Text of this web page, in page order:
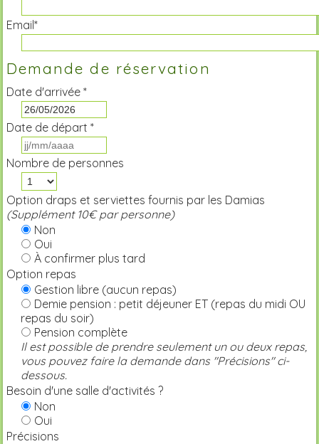
Email*
Demande de réservation
Date d'arrivée *
Date de départ *
Nombre de personnes
Option draps et serviettes fournis par les Damias
(Supplément 10€ par personne)
Non
Oui
À confirmer plus tard
Option repas
Gestion libre (aucun repas)
Demie pension : petit déjeuner ET (repas du midi OU
repas du soir)
Pension complète
Il est possible de prendre seulement un ou deux repas,
vous pouvez faire la demande dans "Précisions" ci-
dessous.
Besoin d'une salle d'activités ?
Non
Oui
Précisions